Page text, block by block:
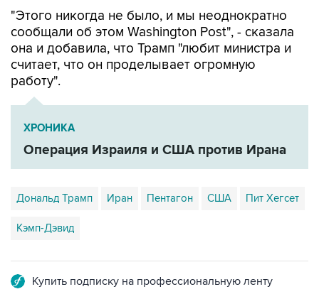
"Этого никогда не было, и мы неоднократно
сообщали об этом Washington Post", - сказала
она и добавила, что Трамп "любит министра и
считает, что он проделывает огромную
работу".
ХРОНИКА
Операция Израиля и США против Ирана
Дональд Трамп Иран Пентагон США Пит Хегсет
Кэмп-Дэвид
Купить подписку на профессиональную ленту